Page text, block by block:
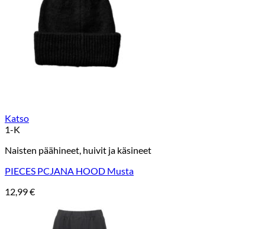
Katso
1-K
Naisten päähineet, huivit ja käsineet
PIECES PCJANA HOOD Musta
12,99€